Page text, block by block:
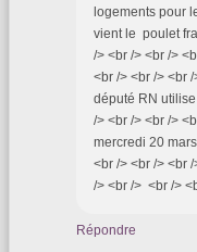
logements pour
vient le poulet
/> <br /> <br />
<br /> <br /> <br
député RN
/> <br /> <br />
mercredi 20
<br /> <br /> <br
/> <br /> <br />
Répondre